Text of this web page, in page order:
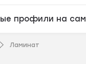
профили на
Ламинат